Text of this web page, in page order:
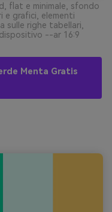
flat e minimale, sfondo
e grafici, elementi
sulle righe tabellari,
--ar 16:9
Menta Gratis